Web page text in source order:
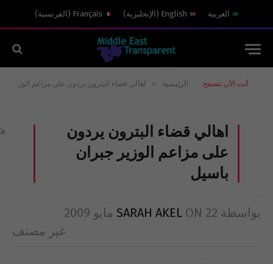
العربية English
( الإنجليزية)
Français
( الفرنسية)
أنت الآن تتصفح: الرئيسية » اهالي قضاء البترون يردون على مزاعم الوزير جبران باسيل
اهالي قضاء البترون يردون
على مزاعم الوزير جبران
باسيل
بواسطة SARAH AKEL ON 22 مايو 2009
غير مصنف